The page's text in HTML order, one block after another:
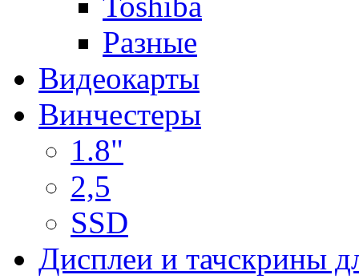
Разные
Видеокарты
Винчестеры
1.8"
2,5
SSD
Дисплеи и тачскрины